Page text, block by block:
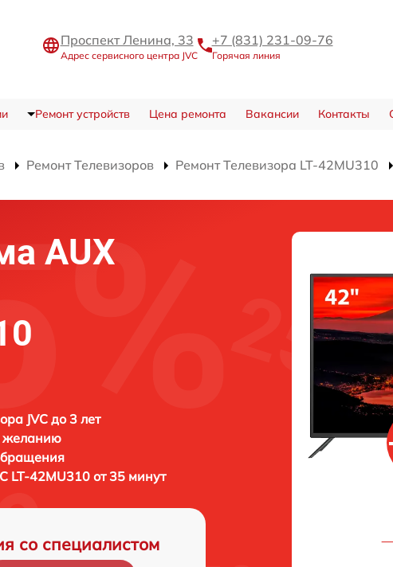
Проспект Ленина, 33
Адрес сервисного центра JVC
+7 (831) 231-09-76
Горячая линия
Ремонт устройств Цена ремонта Вакансии Контакты
Ремонт Телевизоров Ремонт Телевизора LT-42MU310
AUX
JVC до 3 лет
желанию
LT-42MU310 от 35 минут
со специалистом